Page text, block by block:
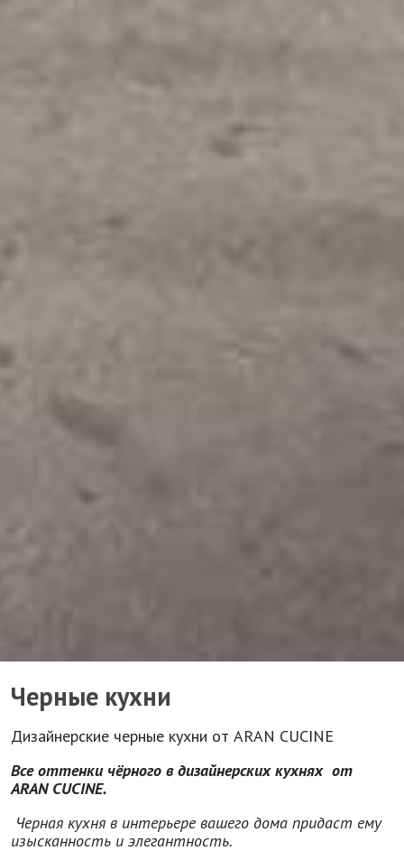
Черные кухни
Дизайнерские черные кухни от ARAN CUCINE
Все оттенки чёрного в дизайнерских кухнях от
ARAN CUCINE.
Черная кухня в интерьере вашего дома придаст ему
изысканность и элегантность.